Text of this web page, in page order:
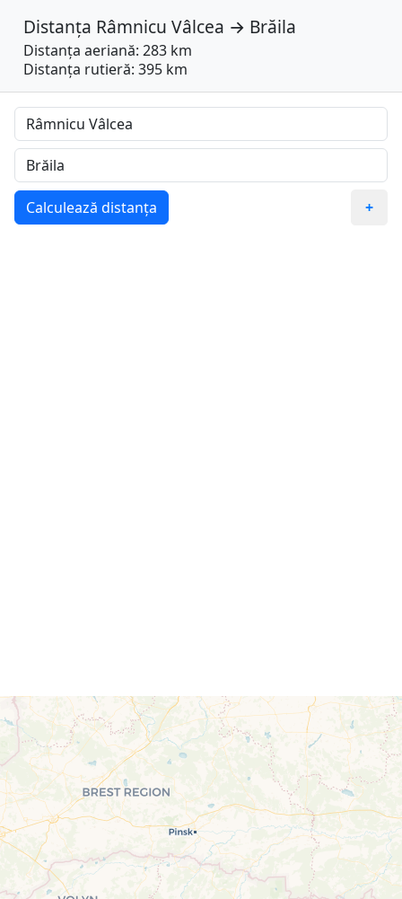
Distanța Râmnicu Vâlcea → Brăila
Distanța aeriană: 283 km
Distanța rutieră: 395 km
Calculează distanța +